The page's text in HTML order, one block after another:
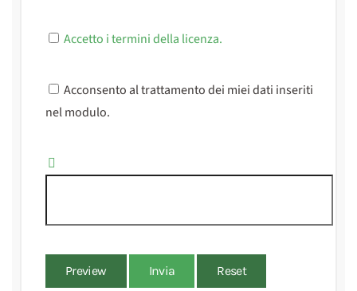
Accetto i termini della licenza.
Acconsento al trattamento dei miei dati inseriti
nel modulo.
Preview Invia Reset